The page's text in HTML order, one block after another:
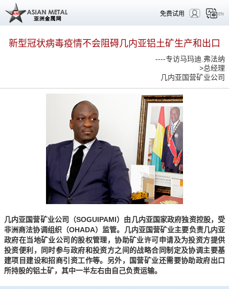
免费试用 EN
新型冠状病毒疫情不会阻碍几内亚铝土矿生产和出口
----专访马玛迪.弗法纳
>总经理
几内亚国营矿业公司
几内亚国营矿业公司（SOGUIPAMI）由几内亚国家政府独资控股，受
非洲商法协调组织（OHADA）监管。几内亚国营矿业主要负责几内亚
政府在当地矿业公司的股权管理，协助矿业许可申请及为投资方提供
投资便利，同时参与政府和投资方之间的战略合同制定及协调主要基
建项目建设和招商引资工作等。另外，国营矿业还需要协助政府出口
所持股的铝土矿，其中一半左右由自己负责运输。